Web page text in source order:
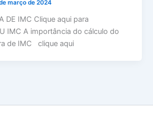
março de 2024
DE IMC Clique aqui para
IMC A importância do cálculo do
de IMC clique aqui